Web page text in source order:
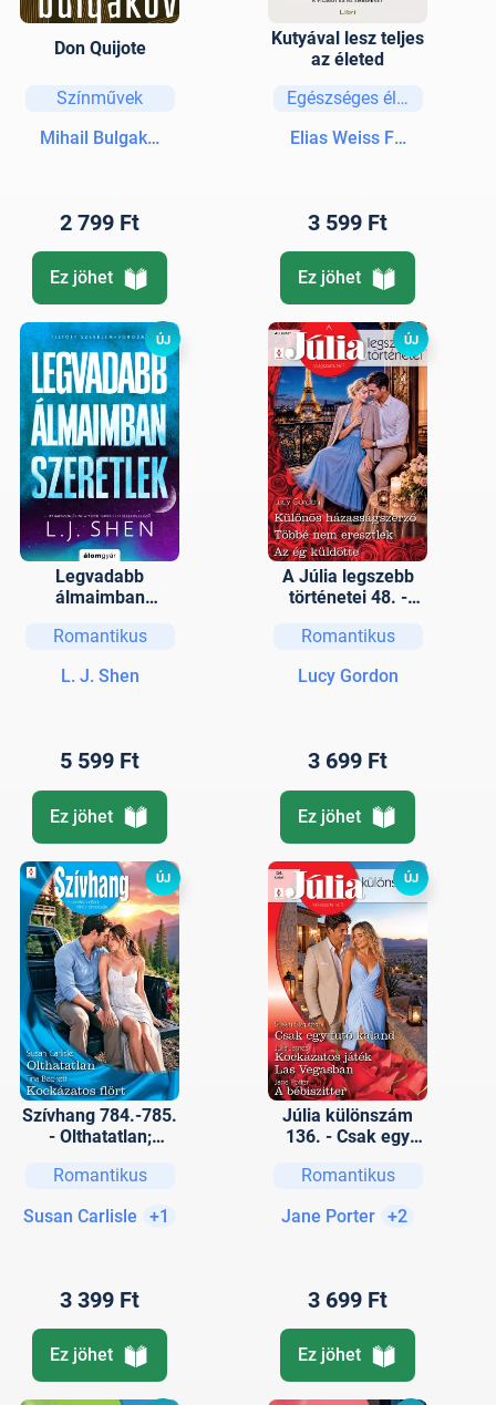
Don Quijote
Színművek
Mihail Bulgakov
2 799 Ft
Ez jöhet
Kutyával lesz teljes
az életed
Egészséges életmód
Elias Weiss Friedman
3 599 Ft
Ez jöhet
ÚJ
Legvadabb
álmaimban
szerelem 2.
Romantikus
L. J. Shen
5 599 Ft
Ez jöhet
ÚJ
A Júlia legszebb
történetei 48. -
házasságszerző;
eresztlek; Az ég
Romantikus
Lucy Gordon
3 699 Ft
Ez jöhet
ÚJ
Szívhang 784.-785.
- Olthatatlan;
Romantikus
Susan Carlisle
+1
3 399 Ft
Ez jöhet
ÚJ
Júlia különszám
136. - Csak egy
Kockázatos játék
bébiszitter
Romantikus
Jane Porter +2
3 699 Ft
Ez jöhet